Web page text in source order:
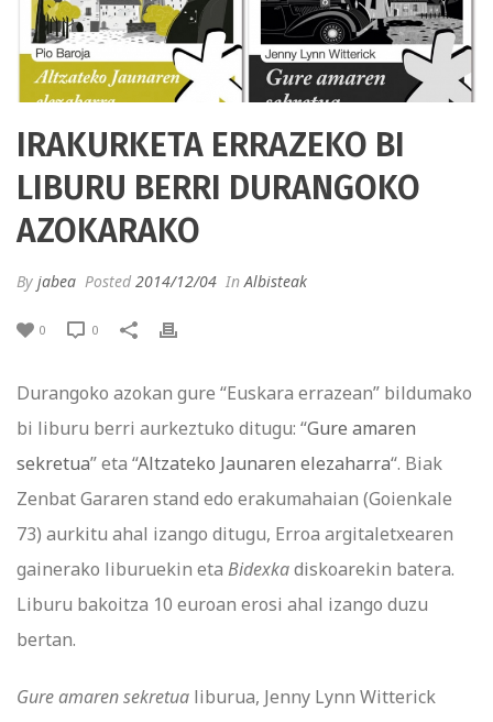
IRAKURKETA ERRAZEKO BI
LIBURU BERRI DURANGOKO
AZOKARAKO
By jabea Posted2014/12/04 In Albisteak
0 0
Durangoko azokan gure “Euskara errazean” bildumako
bi liburu berri aurkeztuko ditugu: “Gure amaren
sekretua” eta “Altzateko Jaunaren elezaharra“. Biak
Zenbat Gararen stand edo erakumahaian (Goienkale
73) aurkitu ahal izango ditugu, Erroa argitaletxearen
gainerako liburuekin eta Bidexkadiskoarekin batera.
Liburu bakoitza 10 euroan erosi ahal izango duzu
bertan.
Gure amaren sekretua liburua, Jenny Lynn Witterick